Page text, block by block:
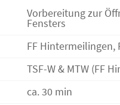
Vorbereitung zur
Fensters
FF Hintermeilingen,
TSF-W & MTW (FF
ca. 30 min